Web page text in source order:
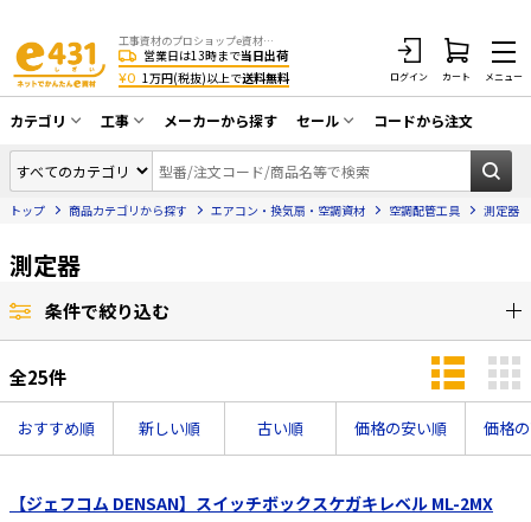
工事資材のプロショップe資材 CATV・アンテナ・防犯・光・LAN・電気・空調工事など
営業日は13時まで当日出荷
¥0 1万円(税抜)以上で送料無料 ログイン カート メニュー
カテゴリ
同軸ケーブル／テレビ用接栓／関連工具
アンテナ・取付金具・ブースター／CATV
配線補助具（モール・結束バンド・テー
プ類 他）
防犯工事関連
光ファイバー・融着接続機関連
工事
CATV・アンテナ工事
光工事・FTTH工事
防犯カメラ工事
LAN配線工事
電気配管工事
メーカーから探す セール
在庫一掃セール
コードから注文
トップ 商品カテゴリから探す エアコン・換気扇・空調資材 空調配管工具 測定器
測定器
条件で絞り込む
全25件
おすすめ順 新しい順 古い順 価格の安い順 価格
【ジェフコム DENSAN】スイッチボックスケガキレベル ML-2MX